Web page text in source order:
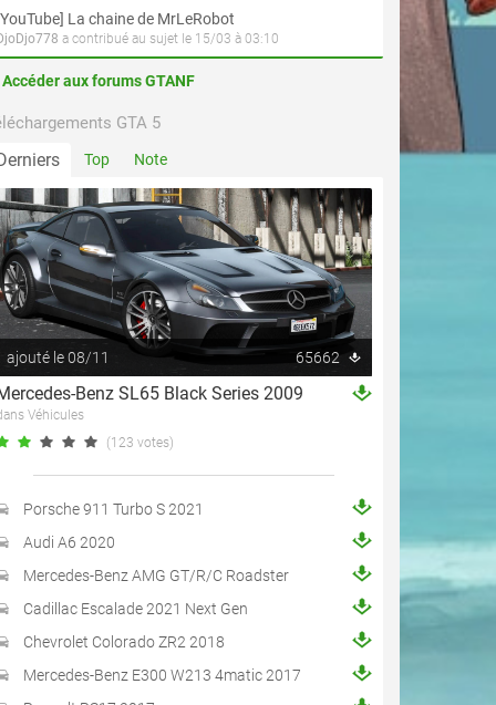
La chaine de MrLeRobot
a contribué au sujet le 15/03 à 03:10
Accéder aux forums GTANF
GTA 5
Top Note
ajouté le 08/11 65662
Benz SL65 Black Series 2009
Véhicules
(123 votes)
Porsche 911 Turbo S 2021
Audi A6 2020
Mercedes-Benz AMG GT/R/C Roadster
Cadillac Escalade 2021 Next Gen
Chevrolet Colorado ZR2 2018
Mercedes-Benz E300 W213 4matic 2017